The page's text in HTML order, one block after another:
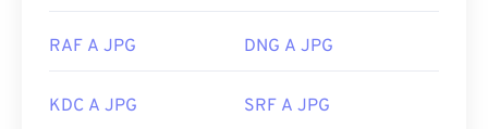
RAF A JPG DNG A JPG
KDC A JPG SRF A JPG